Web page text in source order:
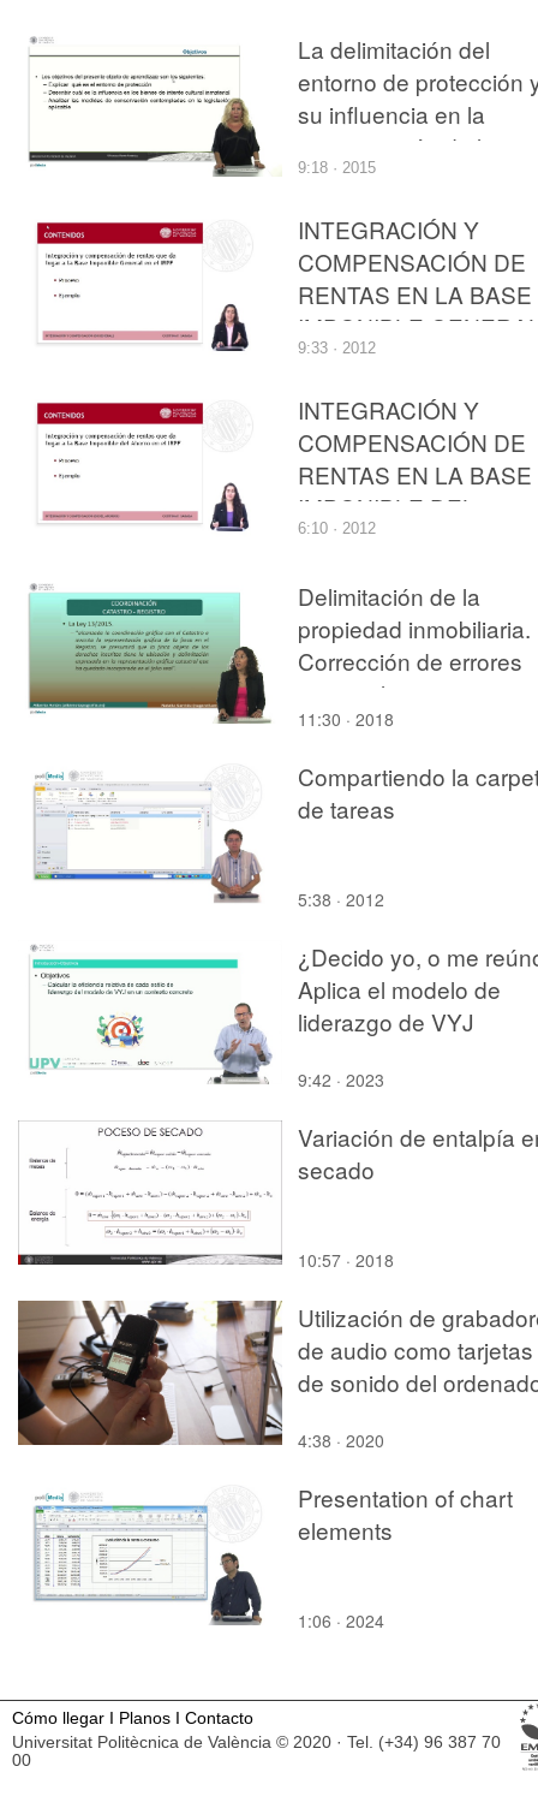
La delimitación del
entorno de protección
su influencia en la
conservación de los
Bienes de Interés
Cultural Inmaterial
9:18 · 2015
INTEGRACIÓN Y
COMPENSACIÓN DE
RENTAS EN LA BASE
IMPONIBLE
DEL IMPUESTO
LA RENTA DE LAS
PERSONAS FÍSICAS
9:33 · 2012
INTEGRACIÓN Y
COMPENSACIÓN DE
RENTAS EN LA BASE
IMPONIBLE DEL
AHORRO DEL
RENTA DE LAS
PERSONAS FÍSICAS
6:10 · 2012
Delimitación de la
propiedad inmobiliaria.
Corrección de errores
catastrales
11:30 · 2018
Compartiendo la
de tareas
5:38 · 2012
¿Decido yo, o me
Aplica el modelo de
liderazgo de VYJ
9:42 · 2023
Variación de entalpía
secado
10:57 · 2018
Utilización de
de audio como tarjetas
de sonido del
4:38 · 2020
Presentation of chart
elements
1:06 · 2024
Cómo llegar I Planos I Contacto
Universitat Politècnica de València © 2020 · Tel. (+34) 96 387 70
00